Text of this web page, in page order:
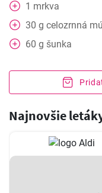
1 mrkva
30 g celozrnná
60 g šunka
Najnovšie